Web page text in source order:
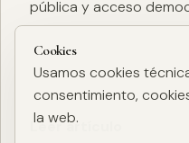
pública y acceso
Leer artículo
Cookies
Usamos cookies
consentimiento,
la web.